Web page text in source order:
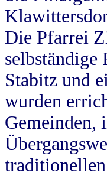
Die Pfarrei
Stabitz und
wurden
Gemeinden,